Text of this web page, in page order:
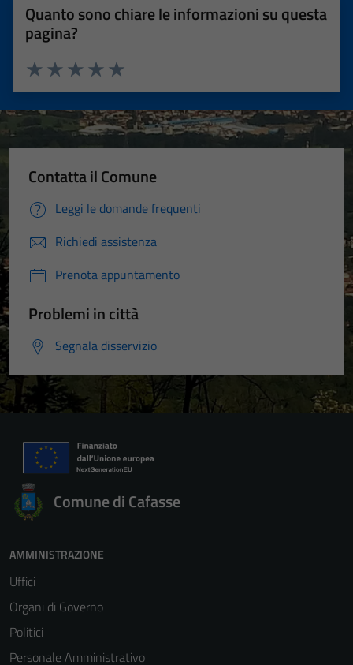
Quanto sono chiare le informazioni su questa
pagina?
Valuta 5 stelle su 5
Valuta 4 stelle su 5
Valuta 3 stelle su 5
Valuta 2 stelle su 5
Valuta 1 stelle su 5
Contatta il Comune
Leggi le domande frequenti
Richiedi assistenza
Prenota appuntamento
Problemi in città
Segnala disservizio
Comune di Cafasse
AMMINISTRAZIONE
Uffici
Organi di Governo
Politici
Personale Amministrativo